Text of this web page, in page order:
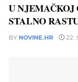
U
STALNO
BY NOVINE.HR 22.